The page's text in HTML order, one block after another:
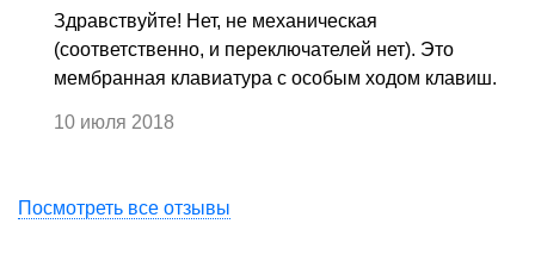
Здравствуйте! Нет, не механическая
(соответственно, и переключателей нет). Это
мембранная клавиатура с особым ходом клавиш.
10 июля 2018
Посмотреть все отзывы